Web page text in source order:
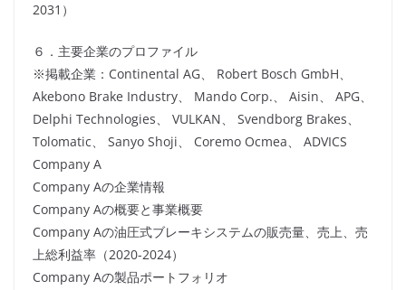
2031）
６．主要企業のプロファイル
※掲載企業：Continental AG、 Robert Bosch GmbH、
Akebono Brake Industry、 Mando Corp.、 Aisin、 APG、
Delphi Technologies、 VULKAN、 Svendborg Brakes、
Tolomatic、 Sanyo Shoji、 Coremo Ocmea、 ADVICS
Company A
Company Aの企業情報
Company Aの概要と事業概要
Company Aの油圧式ブレーキシステムの販売量、売上、売
上総利益率（2020-2024）
Company Aの製品ポートフォリオ